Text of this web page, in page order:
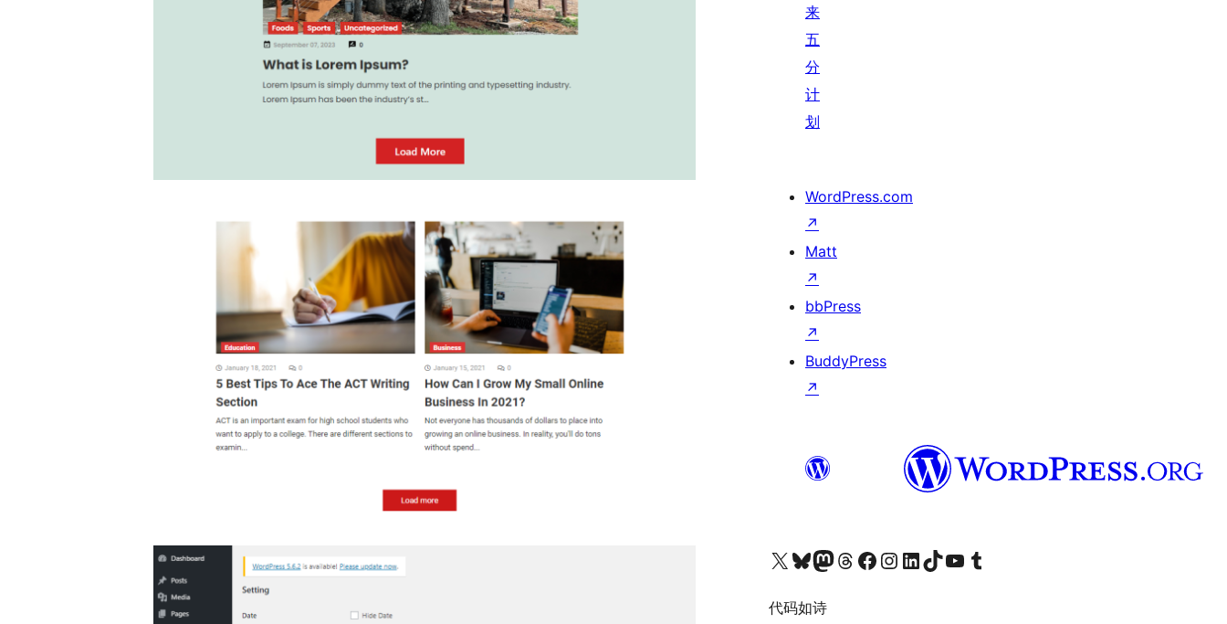
来
五
分
计
划
WordPress.com
↗
Matt
↗
bbPress
↗
BuddyPress
↗
关注我们的 X（原 Twitter）账号访问我们的 Bluesky 账号关注我们的 Mastodon 账号访问我们的 Threads 账号 访问我们的 Facebook 公共主页关注我们的 Instagram 账号 关注我们的 LinkedIn 主页访问我们的 TikTok 账号访问我们的 YouTube 频道 访问我们的 Tumblr 账号
代码如诗